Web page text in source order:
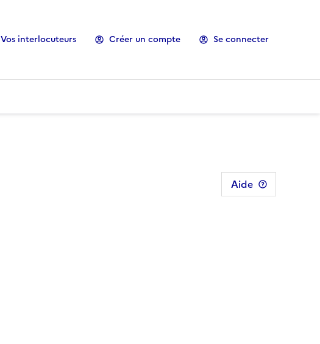
Vos interlocuteurs Créer un compte Se connecter
Aide